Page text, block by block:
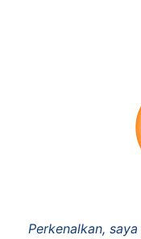
Perkenalkan,